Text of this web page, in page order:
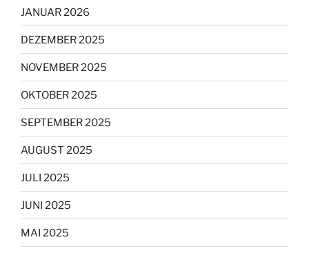
JANUAR 2026
DEZEMBER 2025
NOVEMBER 2025
OKTOBER 2025
SEPTEMBER 2025
AUGUST 2025
JULI 2025
JUNI 2025
MAI 2025